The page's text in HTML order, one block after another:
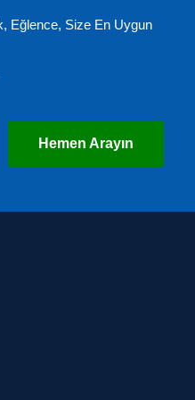
Eğlence, Size En Uygun
Hemen Arayın